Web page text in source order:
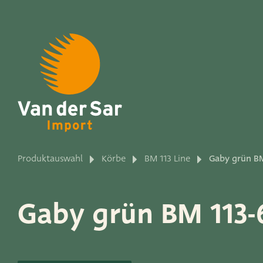
Über Van der Sar
Unsere Marken
Produktauswahl Körbe BM 113 Line
Gaby grün
Gaby grün BM